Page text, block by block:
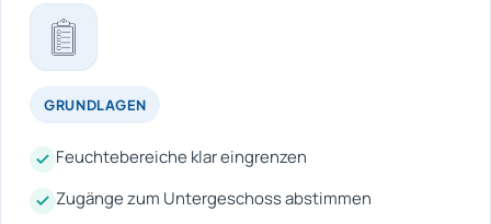
GRUNDLAGEN
Feuchtebereiche klar eingrenzen
Zugänge zum Untergeschoss abstimmen